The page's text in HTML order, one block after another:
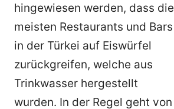
hingewiesen werden, dass die
meisten Restaurants und Bars
in der Türkei auf Eiswürfel
zurückgreifen, welche aus
Trinkwasser hergestellt
wurden. In der Regel geht von